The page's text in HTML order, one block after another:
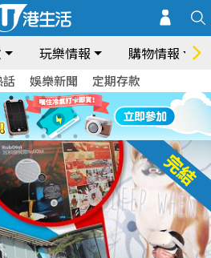
玩樂情報 購物情報
話 娛樂新聞 定期存款